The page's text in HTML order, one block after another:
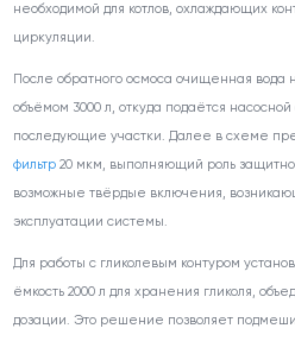
необходимой для котлов, охлаждающих
циркуляции.
После обратного осмоса очищенная вода
объёмом 3000 л, откуда подаётся
последующие участки. Далее в схеме
фильтр 20 мкм, выполняющий роль
возможные твёрдые включения,
эксплуатации системы.
Для работы с гликолевым контуром
ёмкость 2000 л для хранения гликоля,
дозации. Это решение позволяет